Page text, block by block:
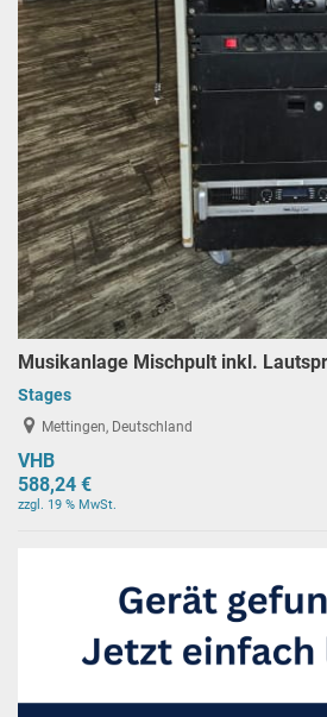
Musikanlage Mischpult inkl.
Stages
Mettingen, Deutschland
VHB
588,24 €
zzgl. 19 % MwSt.